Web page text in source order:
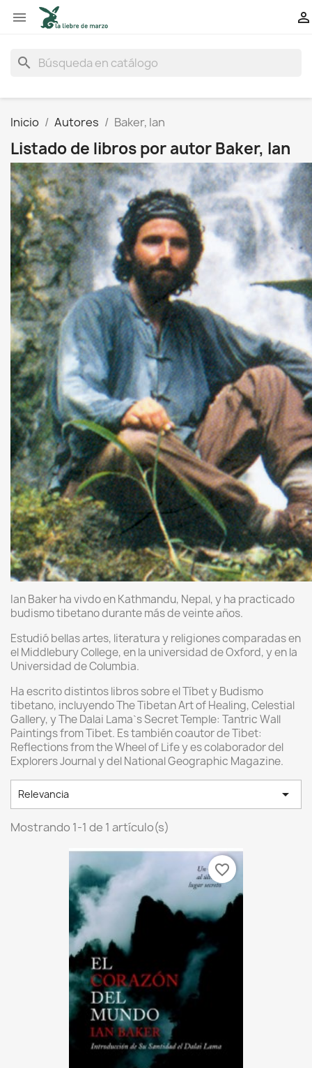
 
search
Inicio Autores Baker, Ian
Listado de libros por autor Baker, Ian
Ian Baker ha vivdo en Kathmandu, Nepal, y ha practicado
budismo tibetano durante más de veinte años.
Estudió bellas artes, literatura y religiones comparadas en
el Middlebury College, en la universidad de Oxford, y en la
Universidad de Columbia.
Ha escrito distintos libros sobre el Tíbet y Budismo
tibetano, incluyendo The Tibetan Art of Healing, Celestial
Gallery, y The Dalai Lama`s Secret Temple: Tantric Wall
Paintings from Tibet. Es también coautor de Tibet:
Reflections from the Wheel of Life y es colaborador del
Explorers Journal y del National Geographic Magazine.
Relevancia 
Mostrando 1-1 de 1 artículo(s)
favorite_border